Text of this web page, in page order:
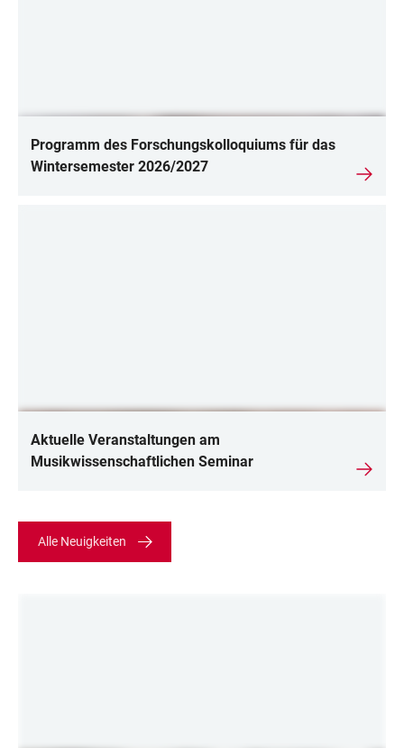
Programm des Forschungskolloquiums für das
Wintersemester 2026/2027
Aktuelle Veranstaltungen am
Musikwissenschaftlichen Seminar
Alle Neuigkeiten